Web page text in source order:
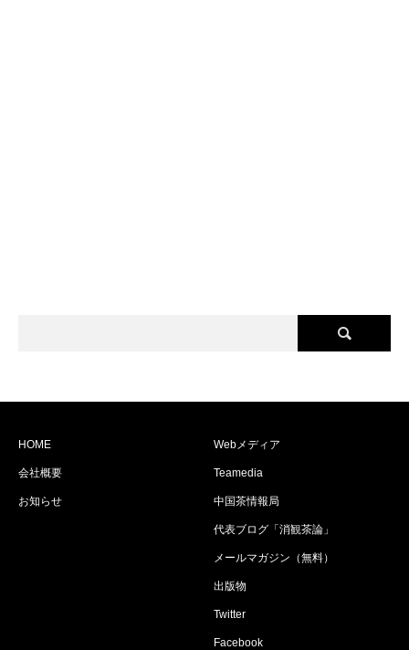
HOME
会社概要
お知らせ
Webメディア
Teamedia
中国茶情報局
代表ブログ「消観茶論」
メールマガジン（無料）
出版物
Twitter
Facebook